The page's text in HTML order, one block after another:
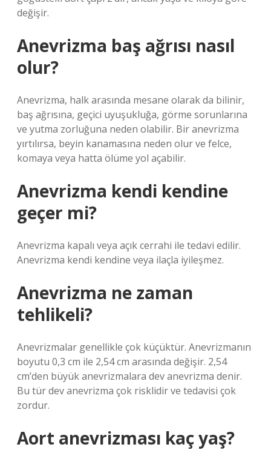
değişir.
Anevrizma baş ağrısı nasıl
olur?
Anevrizma, halk arasında mesane olarak da bilinir,
baş ağrısına, geçici uyuşukluğa, görme sorunlarına
ve yutma zorluğuna neden olabilir. Bir anevrizma
yırtılırsa, beyin kanamasına neden olur ve felce,
komaya veya hatta ölüme yol açabilir.
Anevrizma kendi kendine
geçer mi?
Anevrizma kapalı veya açık cerrahi ile tedavi edilir.
Anevrizma kendi kendine veya ilaçla iyileşmez.
Anevrizma ne zaman
tehlikeli?
Anevrizmalar genellikle çok küçüktür. Anevrizmanın
boyutu 0,3 cm ile 2,54 cm arasında değişir. 2,54
cm’den büyük anevrizmalara dev anevrizma denir.
Bu tür dev anevrizma çok risklidir ve tedavisi çok
zordur.
Aort anevrizması kaç yaş?